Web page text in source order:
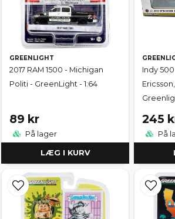
GREENLIGHT
2017 RAM 1500 - Michigan
Politi - GreenLight - 1:64
89 kr
På lager
LÆG I KURV
Indy
245
På